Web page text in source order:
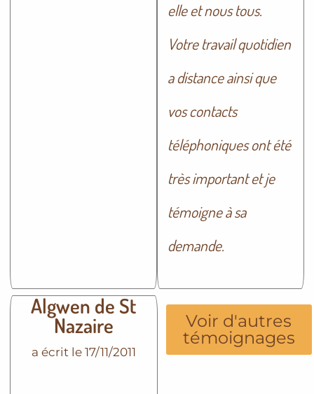
elle et nous tous.
Votre travail quotidien
a distance ainsi que
vos contacts
téléphoniques ont été
très important et je
témoigne à sa
demande.
Algwen de St
Nazaire
a écrit le 17/11/2011
Voir d'autres
témoignages